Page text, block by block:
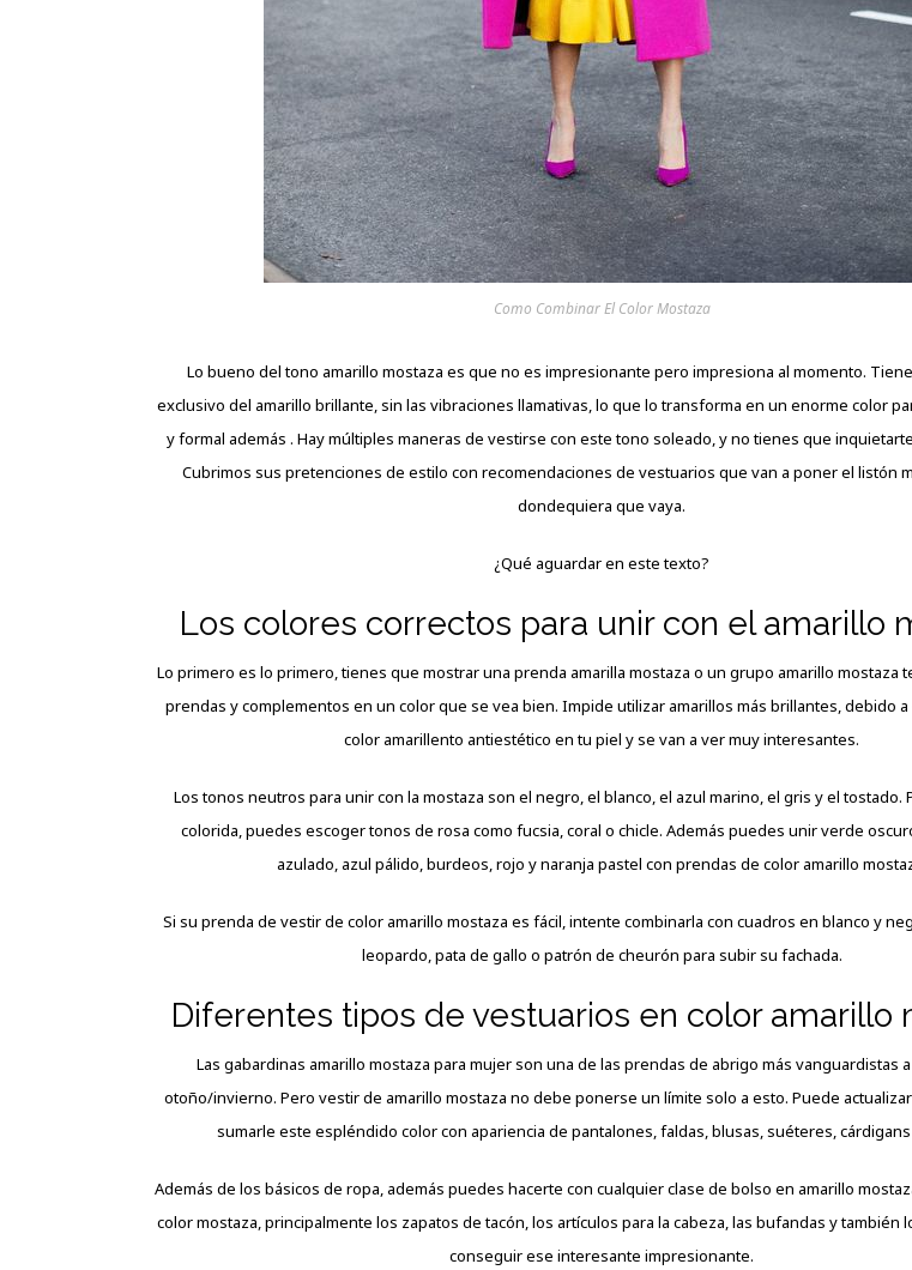
Como Combinar El Color Mostaza
Lo bueno del tono amarillo mostaza es que no es impresionante pero impresiona al momento.
exclusivo del amarillo brillante, sin las vibraciones llamativas, lo que lo transforma en un enorme color
y formal además . Hay múltiples maneras de vestirse con este tono soleado, y no tienes que
Cubrimos sus pretenciones de estilo con recomendaciones de vestuarios que van a poner el listón
dondequiera que vaya.
¿Qué aguardar en este texto?
Los colores correctos para unir con el amarillo
Lo primero es lo primero, tienes que mostrar una prenda amarilla mostaza o un grupo amarillo mostaza
prendas y complementos en un color que se vea bien. Impide utilizar amarillos más brillantes, debido
color amarillento antiestético en tu piel y se van a ver muy interesantes.
Los tonos neutros para unir con la mostaza son el negro, el blanco, el azul marino, el gris y el tostado.
colorida, puedes escoger tonos de rosa como fucsia, coral o chicle. Además puedes unir verde
azulado, azul pálido, burdeos, rojo y naranja pastel con prendas de color amarillo
Si su prenda de vestir de color amarillo mostaza es fácil, intente combinarla con cuadros en blanco y
leopardo, pata de gallo o patrón de cheurón para subir su fachada.
Diferentes tipos de vestuarios en color amarillo
Las gabardinas amarillo mostaza para mujer son una de las prendas de abrigo más vanguardistas
otoño/invierno. Pero vestir de amarillo mostaza no debe ponerse un límite solo a esto. Puede
sumarle este espléndido color con apariencia de pantalones, faldas, blusas, suéteres, cárdigans
Además de los básicos de ropa, además puedes hacerte con cualquier clase de bolso en amarillo
color mostaza, principalmente los zapatos de tacón, los artículos para la cabeza, las bufandas y también
conseguir ese interesante impresionante.